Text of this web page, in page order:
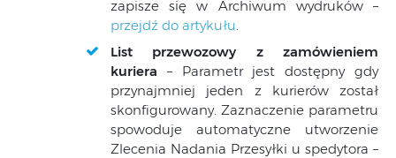
zapisze się w Archiwum wydruków –
przejdź do artykułu
List przewozowy z zamówieniem
kuriera – Parametr jest dostępny gdy
przynajmniej jeden z kurierów został
skonfigurowany. Zaznaczenie parametru
spowoduje automatyczne utworzenie
Zlecenia Nadania Przesyłki u spedytora –